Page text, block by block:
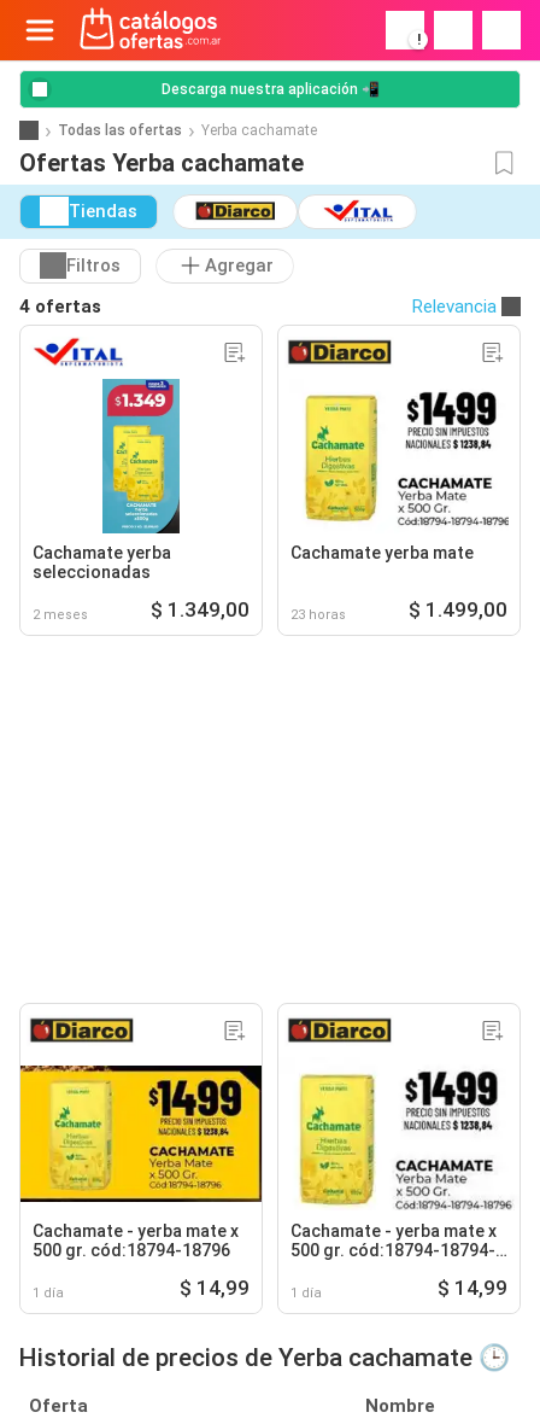
!
Descarga nuestra aplicación 📲
Todas las ofertas Yerba cachamate
Ofertas Yerba cachamate
Tiendas
Filtros
Agregar
4 ofertas
Relevancia
Cachamate yerba
seleccionadas
2 meses $ 1.349,00
Cachamate yerba mate
23 horas $ 1.499,00
Cachamate - yerba mate x
500 gr. cód:18794-18796
1 día $ 14,99
Cachamate - yerba mate x
500 gr. cód:18794-18794-
1 día $ 14,99
Historial de precios de Yerba cachamate 🕒
Oferta Nombre